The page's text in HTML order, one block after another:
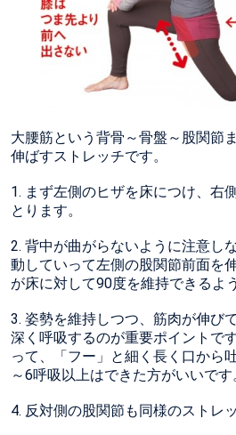
大腰筋という背骨～骨盤～股関節
伸ばすストレッチです。
1. まず左側のヒザを床につけ、右
とります。
2. 背中が曲がらないように注意し
動していって左側の股関節前面を
が床に対して90度を維持できるよ
3. 姿勢を維持しつつ、筋肉が伸び
深く呼吸するのが重要ポイントで
って、「フー」と細く長く口から
～6呼吸以上はできた方がいいです
4. 反対側の股関節も同様のストレ